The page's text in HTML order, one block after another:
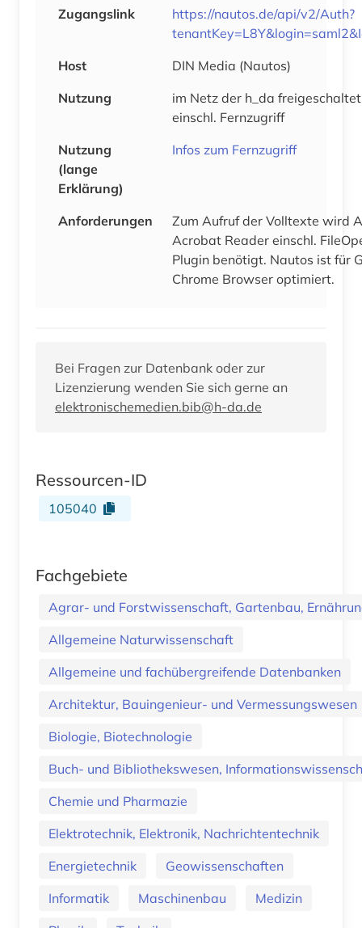
Zugangslink
https://nautos.de/api/v2/Auth?
Host
DIN Media (Nautos)
Nutzung
im Netz der h_da freigeschaltet
einschl. Fernzugriff
Nutzung
(lange
Erklärung)
Infos zum Fernzugriff
Anforderungen
Zum Aufruf der Volltexte wird
Acrobat Reader einschl. FileOpen-
Plugin benötigt. Nautos ist für
Chrome Browser optimiert.
Bei Fragen zur Datenbank oder zur
Lizenzierung wenden Sie sich gerne an
elektronischemedien.bib@h-da.de
Ressourcen-ID
105040
Fachgebiete
Agrar- und Forstwissenschaft, Gartenbau,
Allgemeine Naturwissenschaft
Allgemeine und fachübergreifende Datenbanken
Architektur, Bauingenieur- und Vermessungswesen
Biologie, Biotechnologie
Buch- und Bibliothekswesen,
Chemie und Pharmazie
Elektrotechnik, Elektronik, Nachrichtentechnik
Energietechnik
Geowissenschaften
Informatik
Maschinenbau
Medizin